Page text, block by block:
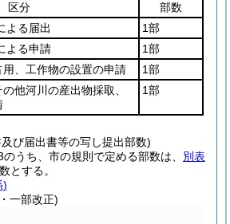
区分
部数
よる届出
1部
よる申請
1部
、工作物の設置の申請
1部
他河川の産出物採取、
1部
び届出書等の写し提出部数)
うち、市の規則で定める部数は、 別表
とする。
)
一部改正)